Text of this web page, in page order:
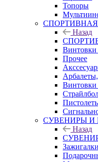
Топоры
СПОРТИВНАЯ
Назад
Винтовки
Прочее
СУВЕНИРЫ И
Назад
Зажигалки